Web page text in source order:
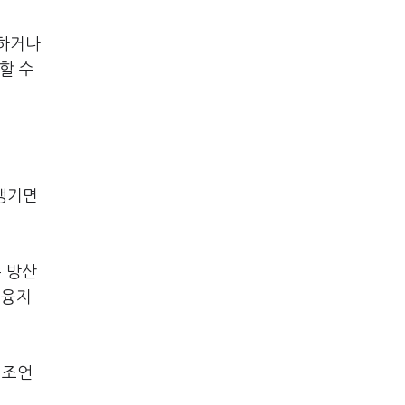
거나
수
기면
방산
지
언